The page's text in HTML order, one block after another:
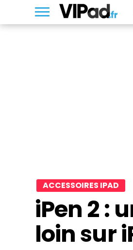
ACCESSOIRES IPAD
iPen 2 :
loin sur